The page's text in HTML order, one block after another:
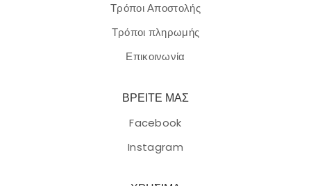
Τρόποι Αποστολής
Τρόποι πληρωμής
Επικοινωνία
ΒΡΕΙΤΕ ΜΑΣ
Facebook
Instagram